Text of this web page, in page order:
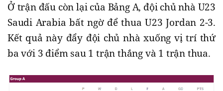
Ở trận đấu còn lại của Bảng A, đội chủ nhà U23
Saudi Arabia bất ngờ để thua U23 Jordan 2-3.
Kết quả này đẩy đội chủ nhà xuống vị trí thứ
ba với 3 điểm sau 1 trận thắng và 1 trận thua.